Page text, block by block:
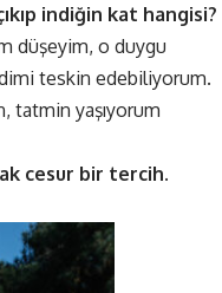
indiğin kat hangisi?
düşeyim, o duygu
teskin edebiliyorum.
tatmin yaşıyorum
cesur bir tercih.